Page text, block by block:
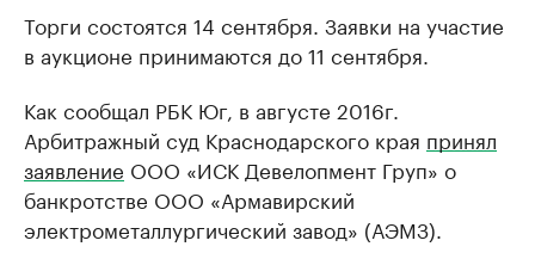
Торги состоятся 14 сентября. Заявки на участие
в аукционе принимаются до 11 сентября.
Как сообщал РБК Юг, в августе 2016г.
Арбитражный суд Краснодарского края принял
заявление ООО «ИСК Девелопмент Груп» о
банкротстве ООО «Армавирский
электрометаллургический завод» (АЭМЗ).